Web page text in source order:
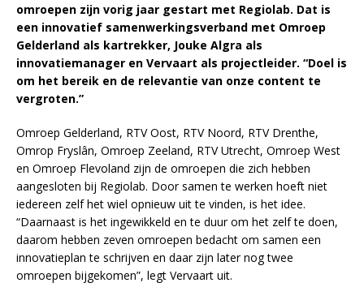
omroepen zijn vorig jaar gestart met Regiolab. Dat is
een innovatief samenwerkingsverband met Omroep
Gelderland als kartrekker, Jouke Algra als
innovatiemanager en Vervaart als projectleider. “Doel is
om het bereik en de relevantie van onze content te
vergroten.”
Omroep Gelderland, RTV Oost, RTV Noord, RTV Drenthe,
Omrop Fryslân, Omroep Zeeland, RTV Utrecht, Omroep West
en Omroep Flevoland zijn de omroepen die zich hebben
aangesloten bij Regiolab. Door samen te werken hoeft niet
iedereen zelf het wiel opnieuw uit te vinden, is het idee.
“Daarnaast is het ingewikkeld en te duur om het zelf te doen,
daarom hebben zeven omroepen bedacht om samen een
innovatieplan te schrijven en daar zijn later nog twee
omroepen bijgekomen”, legt Vervaart uit.